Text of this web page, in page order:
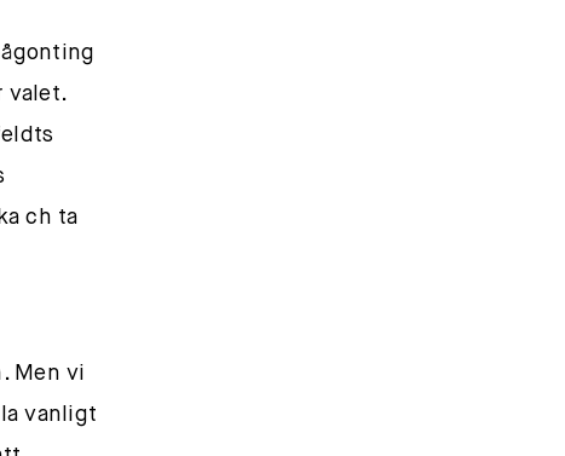
valet.
ch ta
Men vi
vanligt